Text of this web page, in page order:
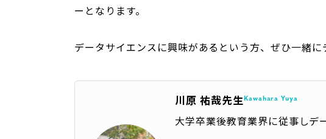
ーとなります。
データサイエンスに興味があるという方、ぜひ一緒
川原 祐哉先生Kawahara Yuya
大学卒業後教育業界に従事しデ